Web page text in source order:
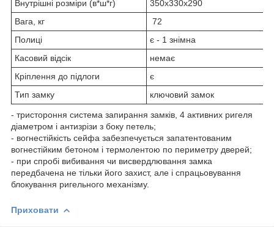
Внутрішні розміри (в*ш*г)
350х330х290
Вага, кг
72
Полиці
є - 1 знімна
Касовий відсік
немає
Кріплення до підлоги
є
Тип замку
ключовий замок
- тристороння система запирання замків, 4 активних ригеля
діаметром і антизрізи з боку петель;
- вогнестійкість сейфа забезпечується запатентованим
вогнестійким бетоном і термолентою по периметру дверей;
- при спробі вибивання чи висвердлювання замка
передбачена не тільки його захист, але і спрацьовування
блокування ригельного механізму.
Приховати